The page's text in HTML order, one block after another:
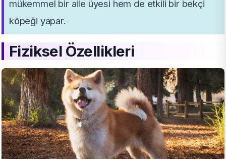
mükemmel bir aile üyesi hem de etkili bir bekçi
köpeği yapar.
Fiziksel Özellikleri